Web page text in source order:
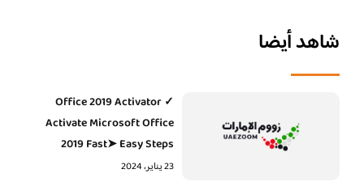
شاهد أيضا
Office 2019 Activator ✓
Activate Microsoft Office
2019 Fast➤ Easy Steps
23 يناير، 2024